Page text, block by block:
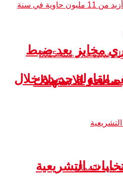
مسيري مخابز بعد ضبط
صالحة للاستهلاك
التشريعية
من 109 ألف مقاولة جديدة خلال